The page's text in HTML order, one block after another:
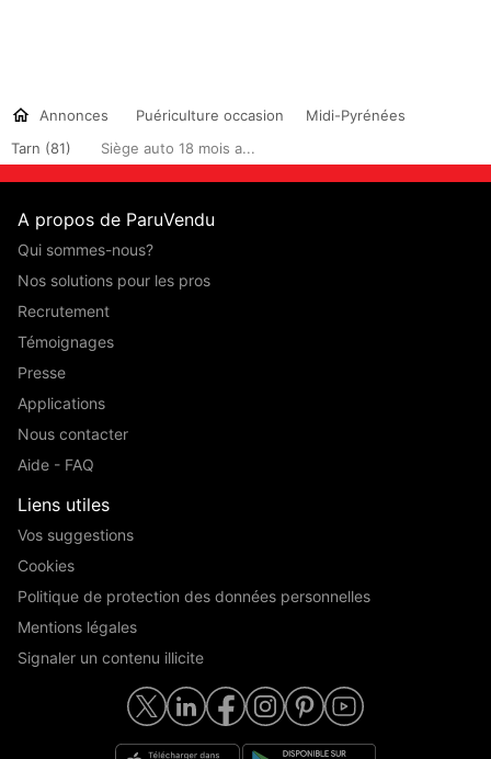
Annonces Puériculture occasion
Midi-Pyrénées
Tarn (81)
Siège auto 18 mois a...
A propos de ParuVendu
Qui sommes-nous?
Nos solutions pour les pros
Recrutement
Témoignages
Presse
Applications
Nous contacter
Aide - FAQ
Liens utiles
Vos suggestions
Cookies
Politique de protection des données personnelles
Mentions légales
Signaler un contenu illicite